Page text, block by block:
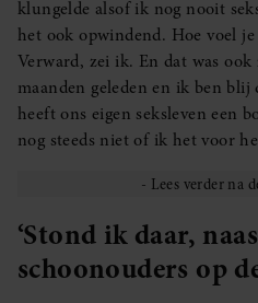
klungelde alsof ik nog nooit
het ook opwindend. Hoe voel
Verward, zei ik. En dat was
maanden geleden en ik ben
heeft ons eigen seksleven een
nog steeds niet of ik het voor
‘Stond ik daar,
schoonouders op